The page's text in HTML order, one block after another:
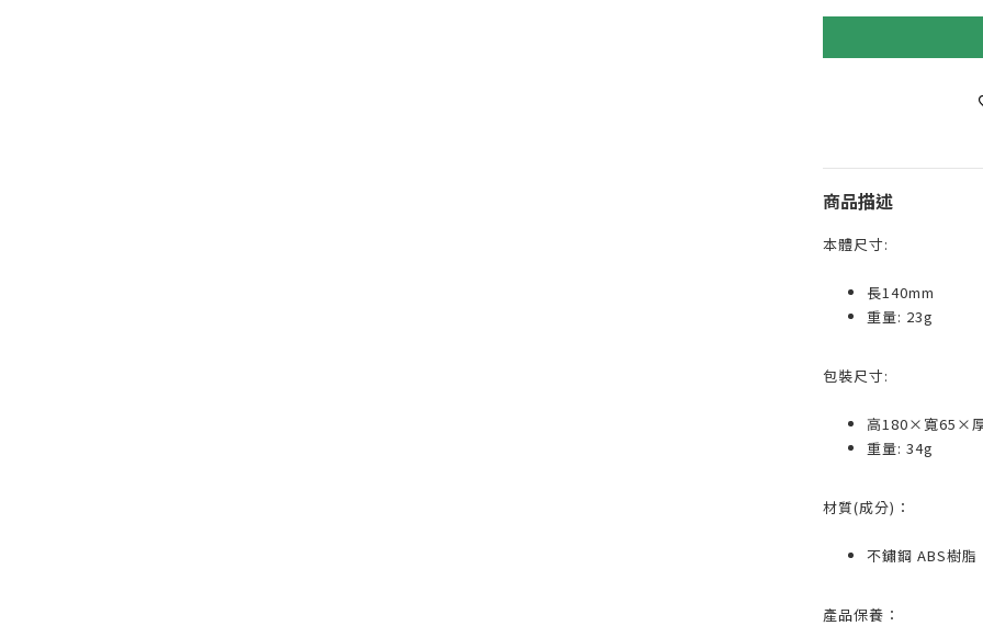
商品描述
本體尺寸:
長140mm
重量: 23g
包裝尺寸:
高180×寬65×
重量: 34g
材質(成分)：
不鏽鋼 ABS樹脂
產品保養：